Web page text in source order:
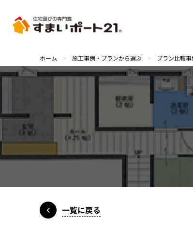
ホーム > 施工事例・プランから選ぶ > プラン比較
一覧に戻る